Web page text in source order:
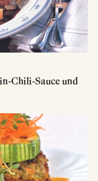
Chili-Sauce und